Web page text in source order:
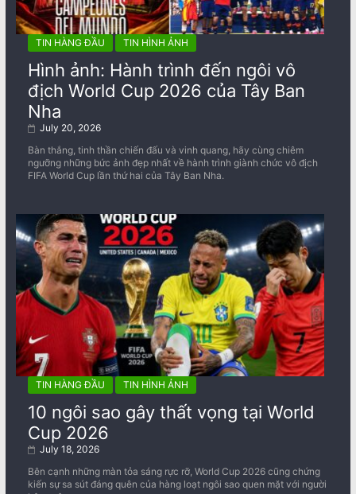
TIN HÀNG ĐẦU TIN HÌNH ẢNH
Hình ảnh: Hành trình đến ngôi vô
địch World Cup 2026 của Tây Ban
Nha
July 20, 2026
Bàn thắng, tinh thần chiến đấu và vinh quang, hãy cùng chiêm
ngưỡng những bức ảnh đẹp nhất về ​​hành trình giành chức vô địch
FIFA World Cup lần thứ hai của Tây Ban Nha.
TIN HÀNG ĐẦU TIN HÌNH ẢNH
10 ngôi sao gây thất vọng tại World
Cup 2026
July 18, 2026
Bên cạnh những màn tỏa sáng rực rỡ, World Cup 2026 cũng chứng
kiến sự sa sút đáng quên của hàng loạt ngôi sao quen mặt với người